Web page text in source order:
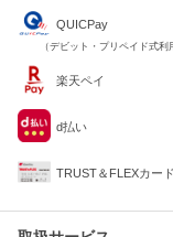
QUICPay
（デビット・プリペイド式利
楽天ペイ
d払い
TRUST＆FLEXカード